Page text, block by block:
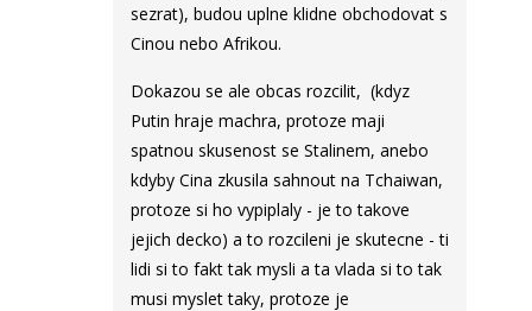
sezrat), budou uplne klidne obchodovat s
Cinou nebo Afrikou.
Dokazou se ale obcas rozcilit, (kdyz
Putin hraje machra, protoze maji
spatnou skusenost se Stalinem, anebo
kdyby Cina zkusila sahnout na Tchaiwan,
protoze si ho vypiplaly - je to takove
jejich decko) a to rozcileni je skutecne - ti
lidi si to fakt tak mysli a ta vlada si to tak
musi myslet taky, protoze je